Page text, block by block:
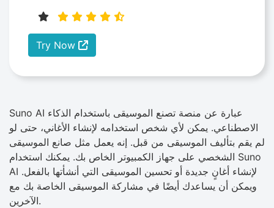
Try Now
Suno AI عبارة عن منصة تصنع الموسيقى باستخدام الذكاء
الاصطناعي. يمكن لأي شخص استخدامه لإنشاء الأغاني، حتى لو
لم يقم بتأليف الموسيقى من قبل. إنه يعمل مثل صانع الموسيقى
الشخصي على جهاز الكمبيوتر الخاص بك. يمكنك استخدام Suno
AI لإنشاء أغانٍ جديدة أو تحسين الموسيقى التي أنشأتها بالفعل.
ويمكن أن يساعدك أيضًا في مشاركة الموسيقى الخاصة بك مع
الآخرين.